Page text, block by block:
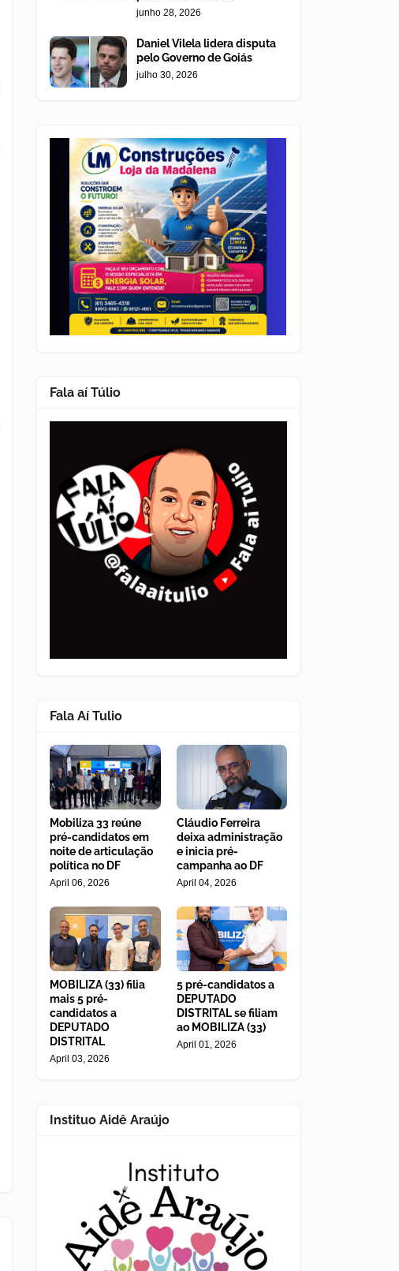
junho 28, 2026
Daniel Vilela lidera disputa
pelo Governo de Goiás
julho 30, 2026
Fala aí Túlio
Fala Aí Tulio
Mobiliza 33 reúne
pré-candidatos em
noite de articulação
política no DF
April 06, 2026
Cláudio Ferreira
deixa administração
e inicia pré-
campanha ao DF
April 04, 2026
MOBILIZA (33) filia
mais 5 pré-
candidatos a
DEPUTADO
DISTRITAL
April 03, 2026
5 pré-candidatos a
DEPUTADO
DISTRITAL se filiam
ao MOBILIZA (33)
April 01, 2026
Instituo Aidê Araújo